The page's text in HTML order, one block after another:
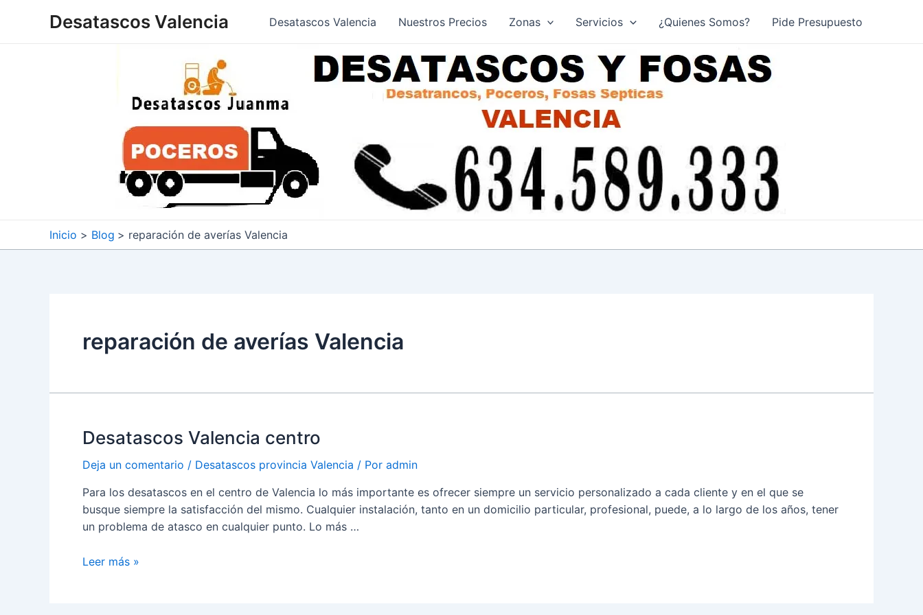
Desatascos Valencia Desatascos Valencia Nuestros Precios Zonas Servicios ¿Quienes Somos? Pide Presupuesto
Inicio Blog reparación de averías Valencia
reparación de averías Valencia
Desatascos Valencia centro
Deja un comentario / Desatascos provincia Valencia / Por admin
Para los desatascos en el centro de Valencia lo más importante es ofrecer siempre un servicio personalizado a cada cliente y en el que se
busque siempre la satisfacción del mismo. Cualquier instalación, tanto en un domicilio particular, profesional, puede, a lo largo de los años, tener
un problema de atasco en cualquier punto. Lo más …
Desatascos
Leer más »